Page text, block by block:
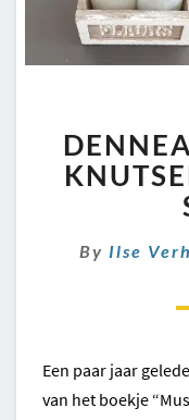
By Ilse
Een paar jaar
van het boekje